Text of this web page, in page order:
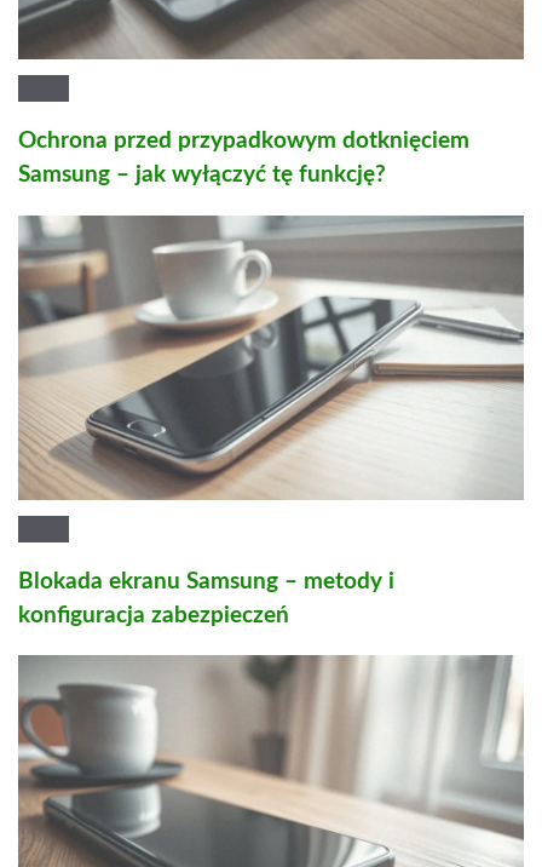
Ochrona przed przypadkowym dotknięciem
Samsung – jak wyłączyć tę funkcję?
Blokada ekranu Samsung – metody i
konfiguracja zabezpieczeń